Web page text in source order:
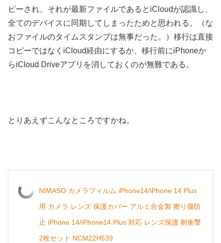
ピーされ、それが最新ファイルであるとiCloudが認識し、
全てのデバイスに同期してしまったためと思われる。（な
おファイルのタイムスタンプは無事だった。）移行は直接
コピーではなくiCloud経由にするか、移行前にiPhoneか
らiCloud Driveアプリを消しておくのが無難である。
とりあえずこんなところですかね。
NIMASO カメラフィルム iPhone14/iPhone 14 Plus
用 カメラ レンズ 保護カバー アルミ合金製 擦り傷防
止 iPhone 14/iPhone14 Plus 対応 レンズ保護 耐衝撃
2枚セット NCM22H539